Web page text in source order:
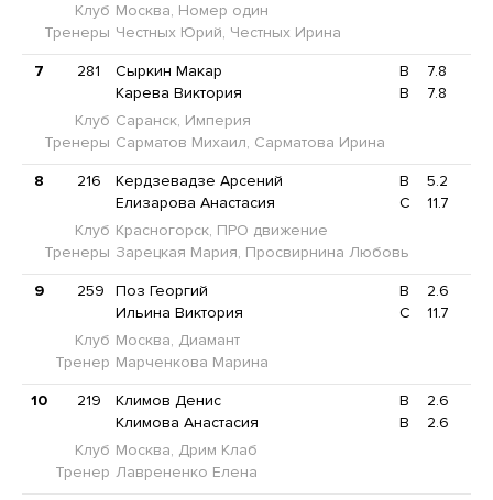
Клуб Москва, Номер один
Тренеры Честных Юрий, Честных Ирина
7 281 Сыркин Макар B
7.8
Карева Виктория
B
7.8
Клуб Саранск, Империя
Тренеры Сарматов Михаил, Сарматова Ирина
8 216 Кердзевадзе Арсений B
5.2
Елизарова Анастасия
C
11.7
Клуб Красногорск, ПРО движение
Тренеры Зарецкая Мария, Просвирнина Любовь
9 259 Поз Георгий B
2.6
Ильина Виктория
C
11.7
Клуб Москва, Диамант
Тренер Марченкова Марина
10 219 Климов Денис B
2.6
Климова Анастасия
B
2.6
Клуб Москва, Дрим Клаб
Тренер Лаврененко Елена